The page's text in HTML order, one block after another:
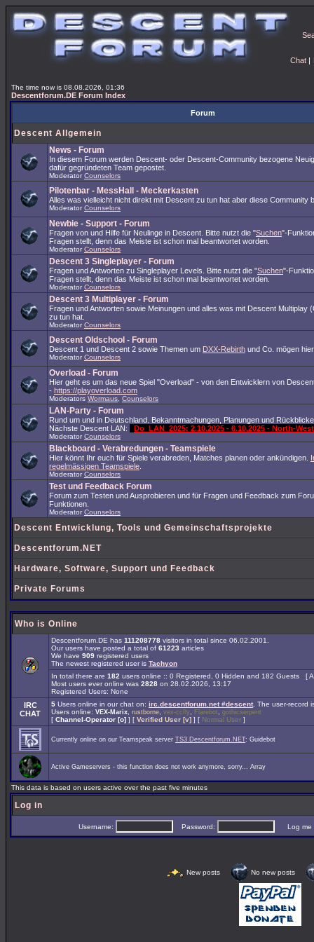
Chat |
The time now is 08.08.2026, 01:36
Descentforum.DE Forum Index
Forum
Descent Allgemein
News - Forum
In diesem Forum werden Descent- oder Descent-Community bezogene
dafür gegründeten Team gepostet.
Moderator Counselors
Pilotenbar - MessHall - Meckerkasten
Alles was vielleicht nicht direkt mit Descent zu tun hat aber diese Community
Moderator Counselors
Newbie - Support - Forum
Fragen von und Hilfe für Neulinge in Descent. Bitte nutzt die "Suchen"-
Fragen stellt, denn das Meiste ist schon mal beantwortet worden.
Moderator Counselors
Descent 3 Singleplayer - Forum
Fragen und Antworten zu Singleplayer Levels. Bitte nutzt die "Suchen"-
Fragen stellt, denn das Meiste ist schon mal beantwortet worden.
Moderator Counselors
Descent 3 Multiplayer - Forum
Fragen und Antworten sowie Meinungen und alles was mit Descent Multiplay
zu tun hat.
Moderator Counselors
Descent Oldschool - Forum
Descent 1 und Descent 2 sowie Themen um DXX-Rebirth und Co. mögen
Moderator Counselors
Overload - Forum
Hier geht es um das neue Spiel "Overload" - von den Entwicklern von
- https://playoverload.com
Moderators Wormaus Counselors
LAN-Party - Forum
Rund um und in Deutschland. Bekanntmachungen, Planungen und
Nächste Descent LAN:
Do_LAN_2025: 2.10.2025 - 6.10.2025 - North-
Moderator Counselors
Blackboard - Verabredungen - Teamspiele
Hier könnt Ihr euch für Spiele verabreden, Matches planen oder ankündigen.
regelmässigen Teamspiele
Moderator Counselors
Test und Feedback Forum
Forum zum Testen und Ausprobieren und für Fragen und Feedback zum
Funktionen.
Moderator Counselors
Descent Entwicklung, Tools und Gemeinschaftsprojekte
Descentforum.NET
Hardware, Software, Support und Feedback
Private Forums
Who is Online
Descentforum.DE has 111208778 visitors in total since 06.02.2001.
Our users have posted a total of 61223 articles
We have 909 registered users
The newest registered user is Tachyon
In total there are 182 users online :: 0 Registered, 0 Hidden and 182 Guests [
Most users ever online was 2828 on 28.02.2026, 13:17
Registered Users: None
IRC
CHAT
5 Users online in our chat on: irc.descentforum.net #descent. The user-record
Users online: VEX-Marix rustborne vex-ccfly Flarebot gothicserpent
[ Channel-Operator [o] ] [ Verified User [v] ] [ Normal User ]
Currently online on our Teamspeak server TS3.Descentforum.NET: Guidebot
Active Gameservers - this function does not work anymore, sorry... Array
This data is based on users active over the past five minutes
Log in
Username: Password: Log me
New posts No new posts